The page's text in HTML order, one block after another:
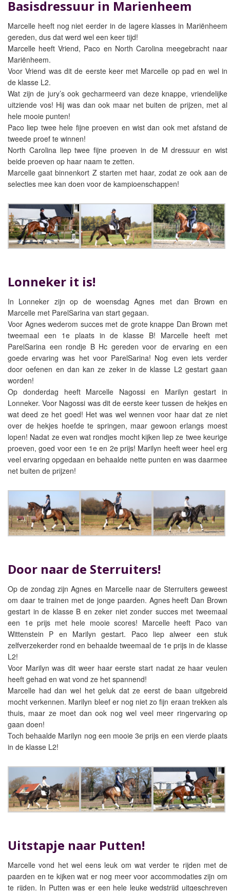
Basisdressuur in Marienheem
Marcelle heeft nog niet eerder in de lagere klasses in Mariënheem
gereden, dus dat werd wel een keer tijd!
Marcelle heeft Vriend, Paco en North Carolina meegebracht naar
Mariënheem.
Voor Vriend was dit de eerste keer met Marcelle op pad en wel in
de klasse L2.
Wat zijn de jury’s ook gecharmeerd van deze knappe, vriendelijke
uitziende vos! Hij was dan ook maar net buiten de prijzen, met al
hele mooie punten!
Paco liep twee hele fijne proeven en wist dan ook met afstand de
tweede proef te winnen!
North Carolina liep twee fijne proeven in de M dressuur en wist
beide proeven op haar naam te zetten.
Marcelle gaat binnenkort Z starten met haar, zodat ze ook aan de
selecties mee kan doen voor de kampioenschappen!
Lonneker it is!
In Lonneker zijn op de woensdag Agnes met dan Brown en
Marcelle met ParelSarina van start gegaan.
Voor Agnes wederom succes met de grote knappe Dan Brown met
tweemaal een 1e plaats in de klasse B! Marcelle heeft met
ParelSarina een rondje B Hc gereden voor de ervaring en een
goede ervaring was het voor ParelSarina! Nog even iets verder
door oefenen en dan kan ze zeker in de klasse L2 gestart gaan
worden!
Op donderdag heeft Marcelle Nagossi en Marilyn gestart in
Lonneker. Voor Nagossi was dit de eerste keer tussen de hekjes en
wat deed ze het goed! Het was wel wennen voor haar dat ze niet
over de hekjes hoefde te springen, maar gewoon erlangs moest
lopen! Nadat ze even wat rondjes mocht kijken liep ze twee keurige
proeven, goed voor een 1e en 2e prijs! Marilyn heeft weer heel erg
veel ervaring opgedaan en behaalde nette punten en was daarmee
net buiten de prijzen!
Door naar de Sterruiters!
Op de zondag zijn Agnes en Marcelle naar de Sterruiters geweest
om daar te trainen met de jonge paarden. Agnes heeft Dan Brown
gestart in de klasse B en zeker niet zonder succes met tweemaal
een 1e prijs met hele mooie scores! Marcelle heeft Paco van
Wittenstein P en Marilyn gestart. Paco liep alweer een stuk
zelfverzekerder rond en behaalde tweemaal de 1e prijs in de klasse
L2!
Voor Marilyn was dit weer haar eerste start nadat ze haar veulen
heeft gehad en wat vond ze het spannend!
Marcelle had dan wel het geluk dat ze eerst de baan uitgebreid
mocht verkennen. Marilyn bleef er nog niet zo fijn eraan trekken als
thuis, maar ze moet dan ook nog wel veel meer ringervaring op
gaan doen!
Toch behaalde Marilyn nog een mooie 3e prijs en een vierde plaats
in de klasse L2!
Uitstapje naar Putten!
Marcelle vond het wel eens leuk om wat verder te rijden met de
paarden en te kijken wat er nog meer voor accommodaties zijn om
te rijden. In Putten was er een hele leuke wedstrijd uitgeschreven